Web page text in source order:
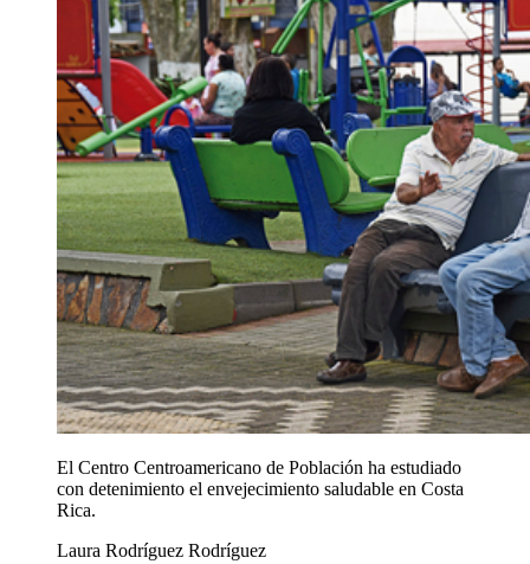
El Centro Centroamericano de Población ha estudiado
con detenimiento el envejecimiento saludable en Costa
Rica.
Laura Rodríguez Rodríguez